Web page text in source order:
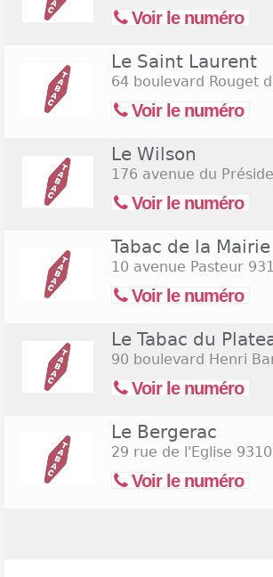
Voir le numéro
Le Saint Laurent
64 boulevard Rouget
Voir le numéro
Le Wilson
176 avenue du
Voir le numéro
Tabac de la Mairie
10 avenue Pasteur
Voir le numéro
Le Tabac du
90 boulevard Henri
Voir le numéro
Le Bergerac
29 rue de l'Eglise
Voir le numéro